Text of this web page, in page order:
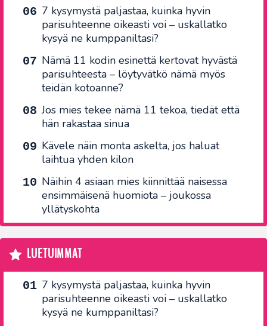
7 kysymystä paljastaa, kuinka hyvin
parisuhteenne oikeasti voi – uskallatko
kysyä ne kumppaniltasi?
Nämä 11 kodin esinettä kertovat hyvästä
parisuhteesta – löytyvätkö nämä myös
teidän kotoanne?
Jos mies tekee nämä 11 tekoa, tiedät että
hän rakastaa sinua
Kävele näin monta askelta, jos haluat
laihtua yhden kilon
Näihin 4 asiaan mies kiinnittää naisessa
ensimmäisenä huomiota – joukossa
yllätyskohta
LUETUIMMAT
7 kysymystä paljastaa, kuinka hyvin
parisuhteenne oikeasti voi – uskallatko
kysyä ne kumppaniltasi?